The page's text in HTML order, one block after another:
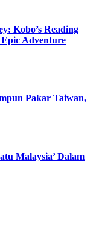
Kobo’s Reading
Adventure
Pakar Taiwan,
Malaysia’ Dalam